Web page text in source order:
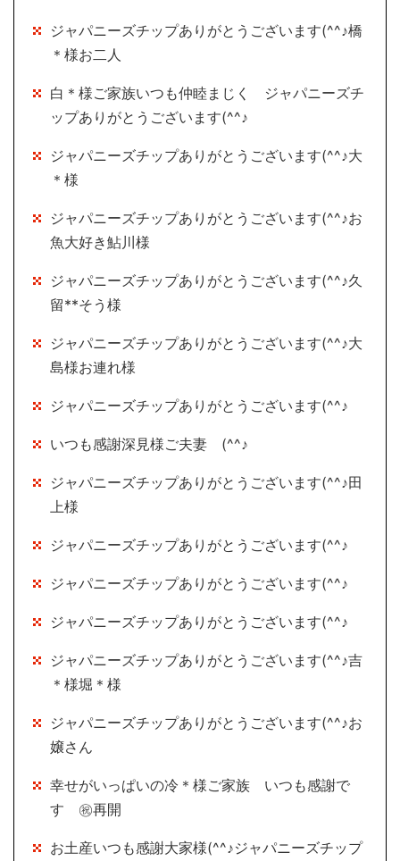
ジャパニーズチップありがとうございます(^^♪橋
＊様お二人
白＊様ご家族いつも仲睦まじく ジャパニーズチ
ップありがとうございます(^^♪
ジャパニーズチップありがとうございます(^^♪大
＊様
ジャパニーズチップありがとうございます(^^♪お
魚大好き鮎川様
ジャパニーズチップありがとうございます(^^♪久
留**そう様
ジャパニーズチップありがとうございます(^^♪大
島様お連れ様
ジャパニーズチップありがとうございます(^^♪
いつも感謝深見様ご夫妻 (^^♪
ジャパニーズチップありがとうございます(^^♪田
上様
ジャパニーズチップありがとうございます(^^♪
ジャパニーズチップありがとうございます(^^♪
ジャパニーズチップありがとうございます(^^♪
ジャパニーズチップありがとうございます(^^♪吉
＊様堀＊様
ジャパニーズチップありがとうございます(^^♪お
嬢さん
幸せがいっぱいの冷＊様ご家族 いつも感謝で
す ㊗再開
お土産いつも感謝大家様(^^♪ジャパニーズチップ